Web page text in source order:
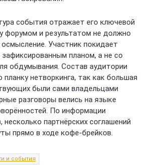
события отражает его ключевой
форумом и результатом не должно
Участник покидает
планом, а не со
обдумывания. Состав аудитории
нетворкинга, так как большая
были сами владельцами
разговоры велись на языке
По информации
несколько партнёрских соглашений
прямо в ходе кофе-брейков.
и события